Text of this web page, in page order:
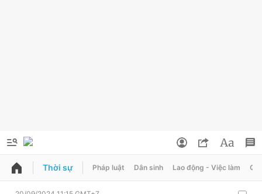
QUẢNG CÁO
Thời sự Pháp luật Dân sinh Lao động - Việc làm